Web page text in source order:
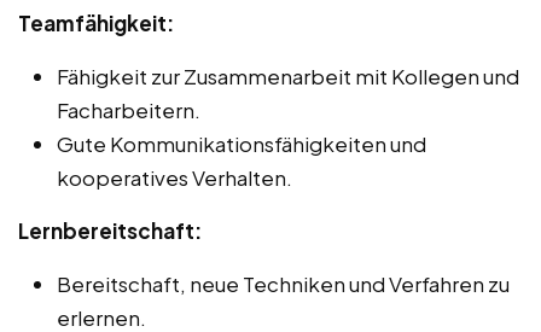
Teamfähigkeit:
Fähigkeit zur Zusammenarbeit mit Kollegen und
Facharbeitern.
Gute Kommunikationsfähigkeiten und
kooperatives Verhalten.
Lernbereitschaft:
Bereitschaft, neue Techniken und Verfahren zu
erlernen.